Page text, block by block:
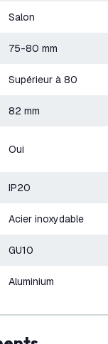
Salon
75-80 mm
Supérieur à 80
82 mm
Oui
IP20
Acier inoxydable
GU10
Aluminium